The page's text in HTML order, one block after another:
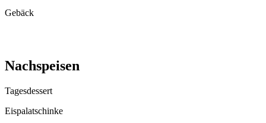
Gebäck
Nachspeisen
Tagesdessert
Eispalatschinke